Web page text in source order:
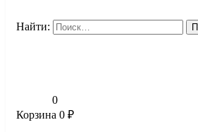
Найти:
0
Корзина 0 ₽